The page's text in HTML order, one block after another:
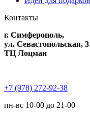
Контакты
г. Симферополь,
ул. Севастопольская,
ТЦ Лоцман
+7 (978) 272-92-38
пн-вс 10-00 до 21-00